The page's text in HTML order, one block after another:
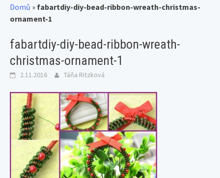
Domů » fabartdiy-diy-bead-ribbon-wreath-christmas-
ornament-1
fabartdiy-diy-bead-ribbon-wreath-
christmas-ornament-1
2.11.2016 Táňa Ritzková